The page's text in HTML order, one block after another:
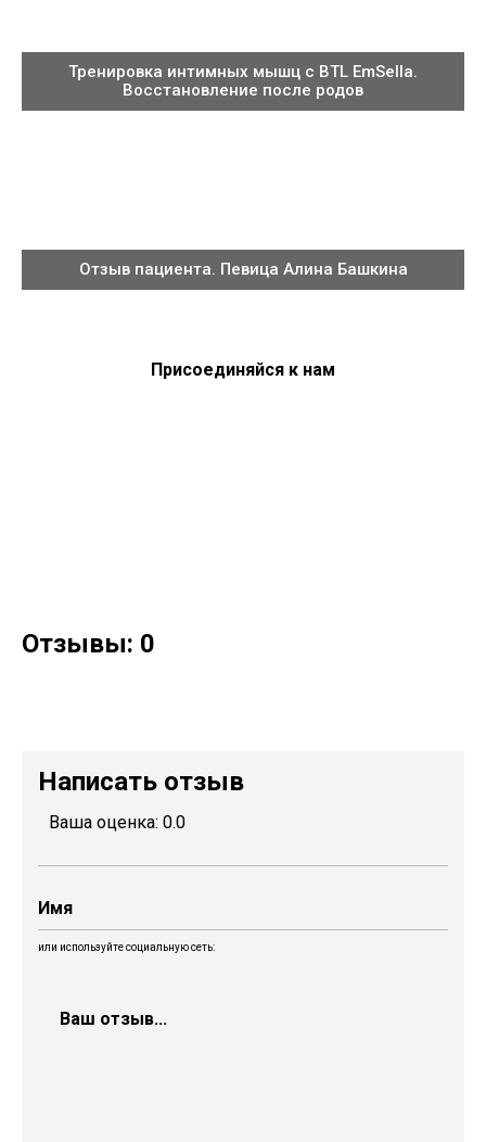
Тренировка интимных мышц с BTL EmSella.
Восстановление после родов
Отзыв пациента. Певица Алина Башкина
Присоединяйся к нам
Отзывы: 0
Написать отзыв
Ваша оценка: 0.0
или используйте социальную сеть: